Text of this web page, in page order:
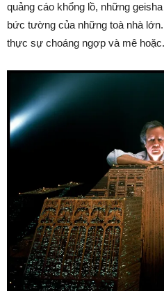
quảng cáo khổng lồ, những
bức tường của những toà nhà
thực sự choáng ngợp và mê hoặc.